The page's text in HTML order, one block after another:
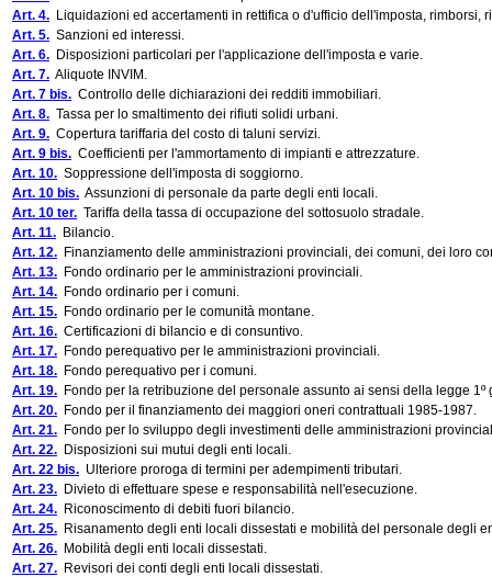
Art. 4. Liquidazioni ed accertamenti in rettifica o d'ufficio dell'imposta, rimborsi,
Art. 5. Sanzioni ed interessi.
Art. 6. Disposizioni particolari per l'applicazione dell'imposta e varie.
Art. 7. Aliquote INVIM.
Art. 7 bis. Controllo delle dichiarazioni dei redditi immobiliari.
Art. 8. Tassa per lo smaltimento dei rifiuti solidi urbani.
Art. 9. Copertura tariffaria del costo di taluni servizi.
Art. 9 bis. Coefficienti per l'ammortamento di impianti e attrezzature.
Art. 10. Soppressione dell'imposta di soggiorno.
Art. 10 bis. Assunzioni di personale da parte degli enti locali.
Art. 10 ter. Tariffa della tassa di occupazione del sottosuolo stradale.
Art. 11. Bilancio.
Art. 12. Finanziamento delle amministrazioni provinciali, dei comuni, dei loro
Art. 13. Fondo ordinario per le amministrazioni provinciali.
Art. 14. Fondo ordinario per i comuni.
Art. 15. Fondo ordinario per le comunità montane.
Art. 16. Certificazioni di bilancio e di consuntivo.
Art. 17. Fondo perequativo per le amministrazioni provinciali.
Art. 18. Fondo perequativo per i comuni.
Art. 19. Fondo per la retribuzione del personale assunto ai sensi della legge 1º
Art. 20. Fondo per il finanziamento dei maggiori oneri contrattuali 1985-1987.
Art. 21. Fondo per lo sviluppo degli investimenti delle amministrazioni
Art. 22. Disposizioni sui mutui degli enti locali.
Art. 22 bis. Ulteriore proroga di termini per adempimenti tributari.
Art. 23. Divieto di effettuare spese e responsabilità nell'esecuzione.
Art. 24. Riconoscimento di debiti fuori bilancio.
Art. 25. Risanamento degli enti locali dissestati e mobilità del personale degli
Art. 26. Mobilità degli enti locali dissestati.
Art. 27. Revisori dei conti degli enti locali dissestati.